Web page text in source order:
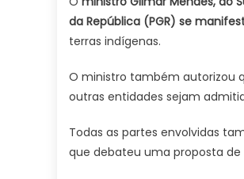
da República (PGR) se
terras indígenas.
O ministro também autorizou
outras entidades sejam
Todas as partes envolvidas
que debateu uma proposta